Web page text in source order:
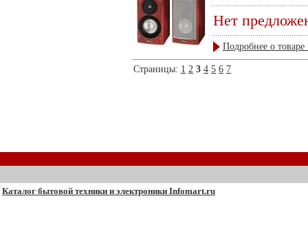
Нет
Подробнее о товаре
Страницы: 1 2 3 4 5 6 7
Каталог бытовой техники и электроники Infomart.ru